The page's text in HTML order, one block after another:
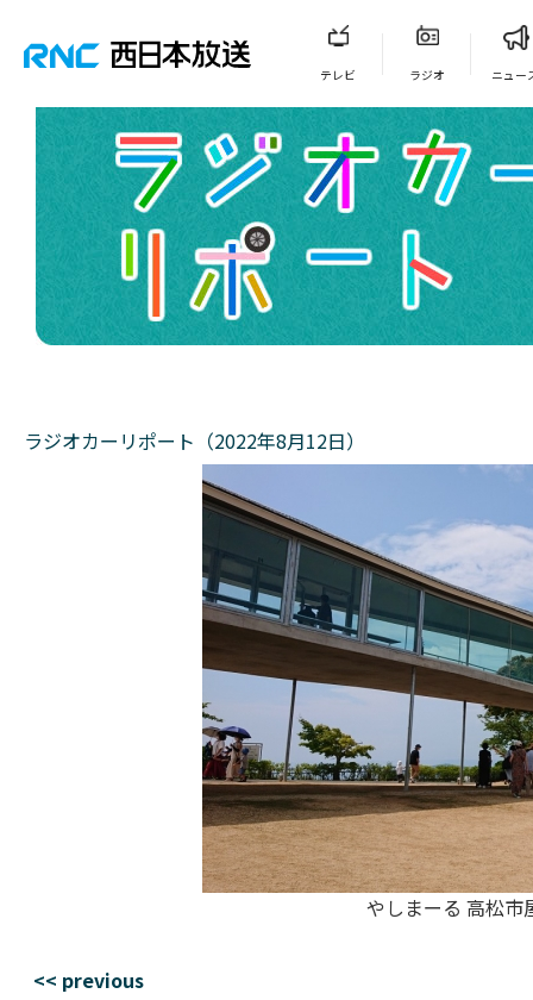
テレビ ラジオ ニュー
ラジオカーリポート（2022年8月12日）
やしまーる 高松
<< previous